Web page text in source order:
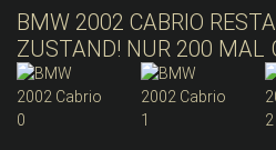
BMW 2002 CABRIO
ZUSTAND! NUR 200 MAL